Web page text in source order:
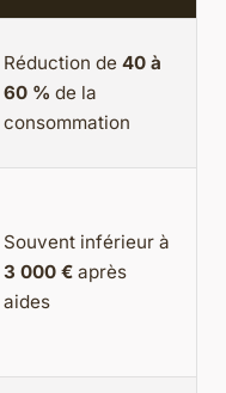
Réduction de 40 à
60 % de la
consommation
Souvent inférieur à
3 000 € après
aides